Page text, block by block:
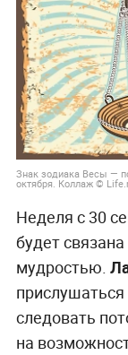
Знак зодиака Весы —
октября. Коллаж ©
Неделя с 30
будет
мудростью.
прислушаться
следовать
на